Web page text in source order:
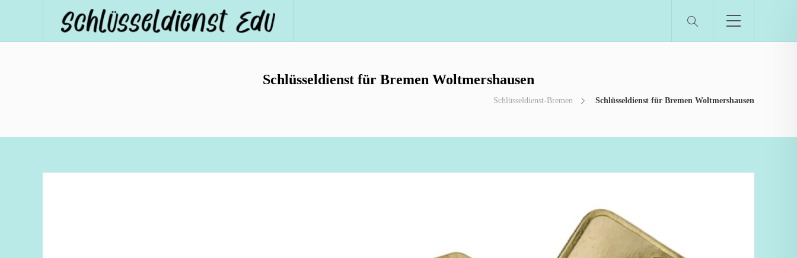
Schlüsseldienst für Bremen Woltmershausen
Schlüsseldienst-Bremen Schlüsseldienst für Bremen Woltmershausen